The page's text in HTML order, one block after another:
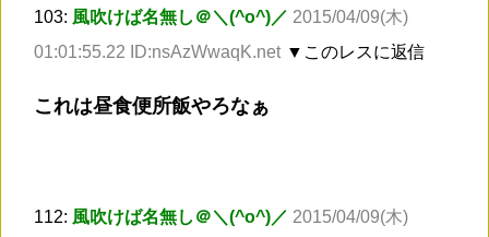
103: 風吹けば名無し＠＼(^o^)／ 2015/04/09(木)
01:01:55.22 ID:nsAzWwaqK.net ▼このレスに返信
これは昼食便所飯やろなぁ
112: 風吹けば名無し＠＼(^o^)／ 2015/04/09(木)